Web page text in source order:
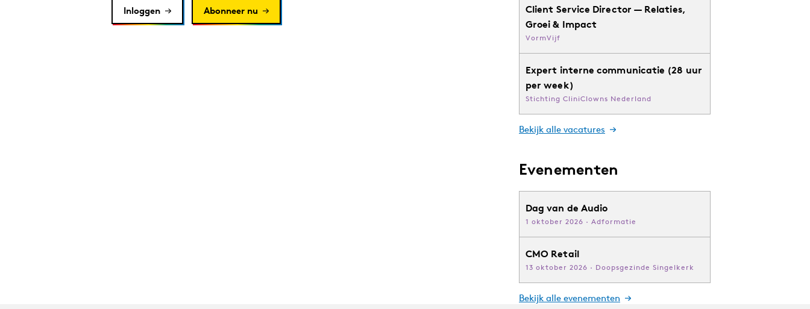
Inloggen Abonneer nu
Client Service Director — Relaties,
Groei & Impact
VormVijf
Expert interne communicatie (28 uur
per week)
Stichting CliniClowns Nederland
Bekijk alle vacatures
Evenementen
Dag van de Audio
1 oktober 2026 · Adformatie
CMO Retail
13 oktober 2026 · Doopsgezinde Singelkerk
Bekijk alle evenementen